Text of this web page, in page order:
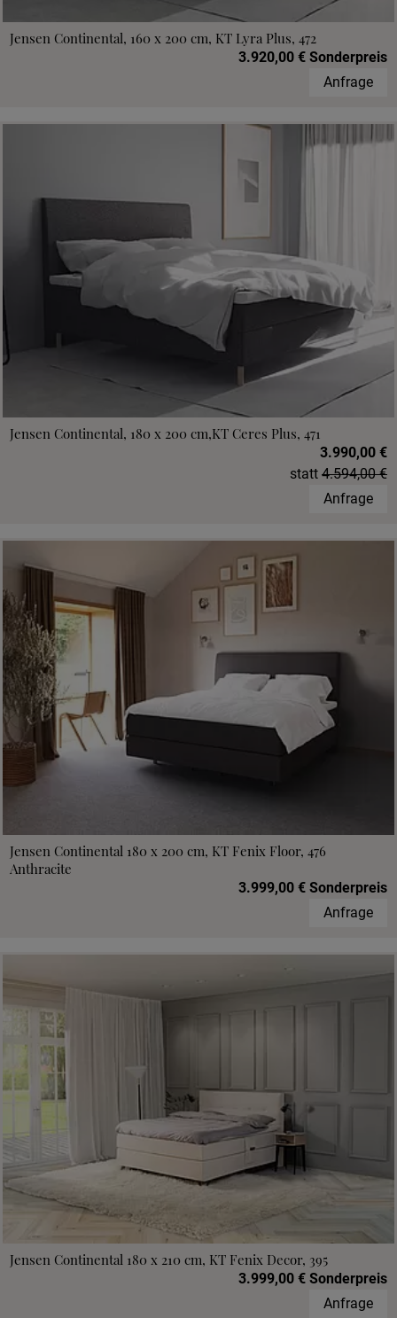
Jensen Continental, 160 x 200 cm, KT Lyra Plus, 472
3.920,00 € Sonderpreis
Anfrage
Jensen Continental, 180 x 200 cm,KT Ceres Plus, 471
3.990,00 €
statt 4.594,00 €
Anfrage
Jensen Continental 180 x 200 cm, KT Fenix Floor, 476
Anthracite
3.999,00 € Sonderpreis
Anfrage
Jensen Continental 180 x 210 cm, KT Fenix Decor, 395
3.999,00 € Sonderpreis
Anfrage